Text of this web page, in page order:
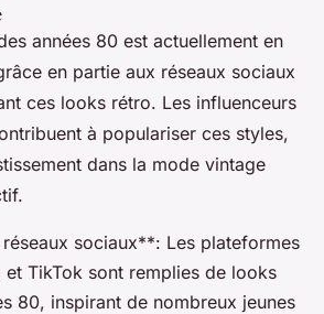
années 80 est actuellement en
en partie aux réseaux sociaux
ces looks rétro. Les influenceurs
à populariser ces styles,
dans la mode vintage
sociaux**: Les plateformes
et TikTok sont remplies de looks
80, inspirant de nombreux jeunes